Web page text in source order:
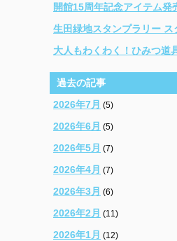
開館15周年記念アイテム発
生田緑地スタンプラリー ス
大人もわくわく！ひみつ道
過去の記事
2026年7月 (5)
2026年6月 (5)
2026年5月 (7)
2026年4月 (7)
2026年3月 (6)
2026年2月 (11)
2026年1月 (12)